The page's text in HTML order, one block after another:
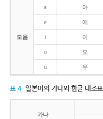
모음
a 아
e 에
i 이
o 오
u 우
표 4 일본어의 가나와 한글 대조표
가나